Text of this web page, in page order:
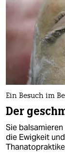
Ein Besuch im
Der
Sie
die Ewigkeit